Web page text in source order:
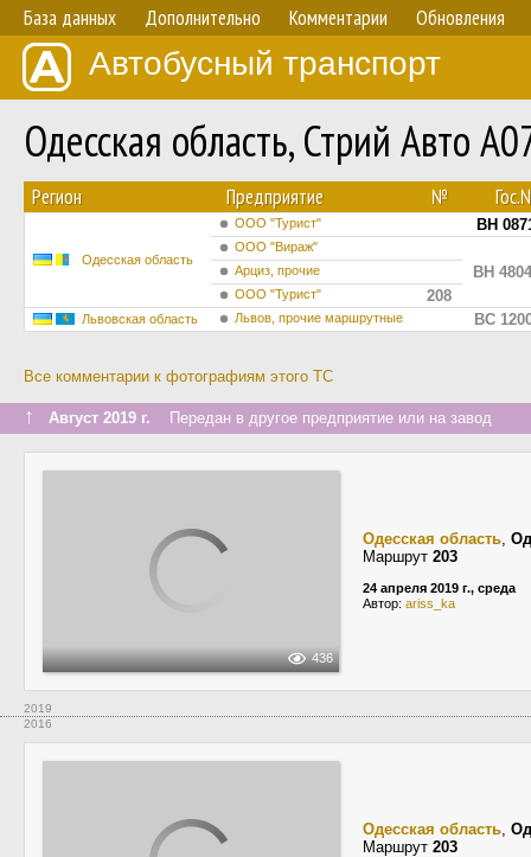
База данных Дополнительно Комментарии Обновления
Автобусный транспорт
Одесская область, Стрий Авто
Регион Предприятие №
Одесская область
ООО "Турист" BH
ООО "Вираж"
BH
Арциз, прочие
ООО "Турист"
208
Львовская область Львов, прочие маршрутные BC
Все комментарии к фотографиям этого ТС
↑ Август 2019 г. Передан в другое предприятие или на завод
436
Одесская область,
Маршрут 203
24 апреля 2019 г., среда
Автор: ariss_ka
2019
2016
Одесская область,
Маршрут 203